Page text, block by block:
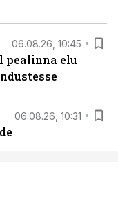
06.08.26, 10:45
pealinna elu
06.08.26, 10:31